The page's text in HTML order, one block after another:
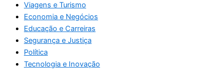
Viagens e Turismo
Economia e Negócios
Educação e Carreiras
Segurança e Justiça
Política
Tecnologia e Inovação